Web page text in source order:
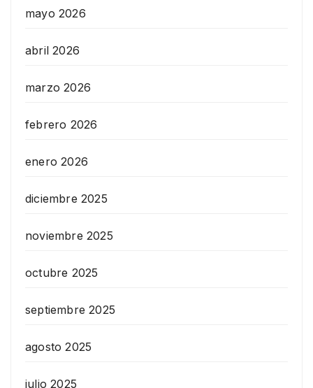
mayo 2026
abril 2026
marzo 2026
febrero 2026
enero 2026
diciembre 2025
noviembre 2025
octubre 2025
septiembre 2025
agosto 2025
julio 2025